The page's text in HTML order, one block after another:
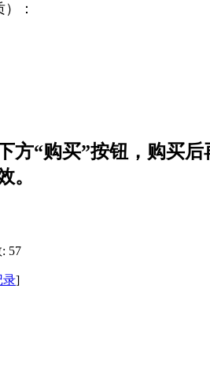
：
方“购买”按钮，购买
。
57
录]